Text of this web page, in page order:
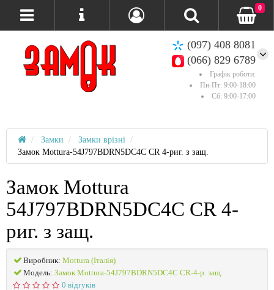
(097) 408 8081
(066) 829 6789
Графік роботи:
Пн-Пт: 9:00-18:00
Сб: 9:00-17:00
0
Замки
Замки врізні
Замок Mottura-54J797BDRN5DC4C CR 4-риг. з защ.
Замок Mottura
54J797BDRN5DC4C CR 4-
риг. з защ.
Виробник: Mottura (Італія)
Модель: Замок Mottura-54J797BDRN5DC4C CR-4-р. защ.
0 відгуків